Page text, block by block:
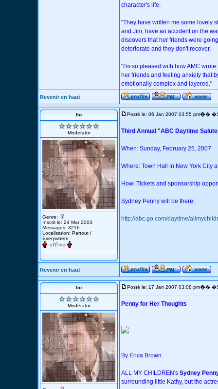
character's life.
"They have written me some lovely
and Jim, have an accident on the
discovers that her friends were
deteriorate and they don't recover.
"I'm so pleased with how AMC
her friends and feeling anxiety that
emotionally complex and layered."
Revenir en haut
fio
Moderator
Genre:
Inscrit le: 24 Mar 2003
Messages: 3216
Localisation: Partout /
Everywhere
Posté le: 06 Jan 2007 03:55 pm��
Third Annual "ABC Daytime
When: Sunday, February 25, 2007
Where: Town Hall in New York City
How: Tickets and sponsorship
Sydney Penny will be there.
http://abc.go.com/daytime/
Revenir en haut
fio
Moderator
Posté le: 17 Jan 2007 03:08 pm��
Penny for Her Thoughts
By Erica Brown
ALL MY CHILDREN's Sydney
surrounding little Kathy, but the